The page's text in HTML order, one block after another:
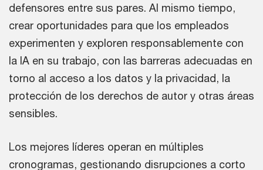
defensores entre sus pares. Al mismo tiempo,
crear oportunidades para que los empleados
experimenten y exploren responsablemente con
la IA en su trabajo, con las barreras adecuadas en
torno al acceso a los datos y la privacidad, la
protección de los derechos de autor y otras áreas
sensibles.
Los mejores líderes operan en múltiples
cronogramas, gestionando disrupciones a corto